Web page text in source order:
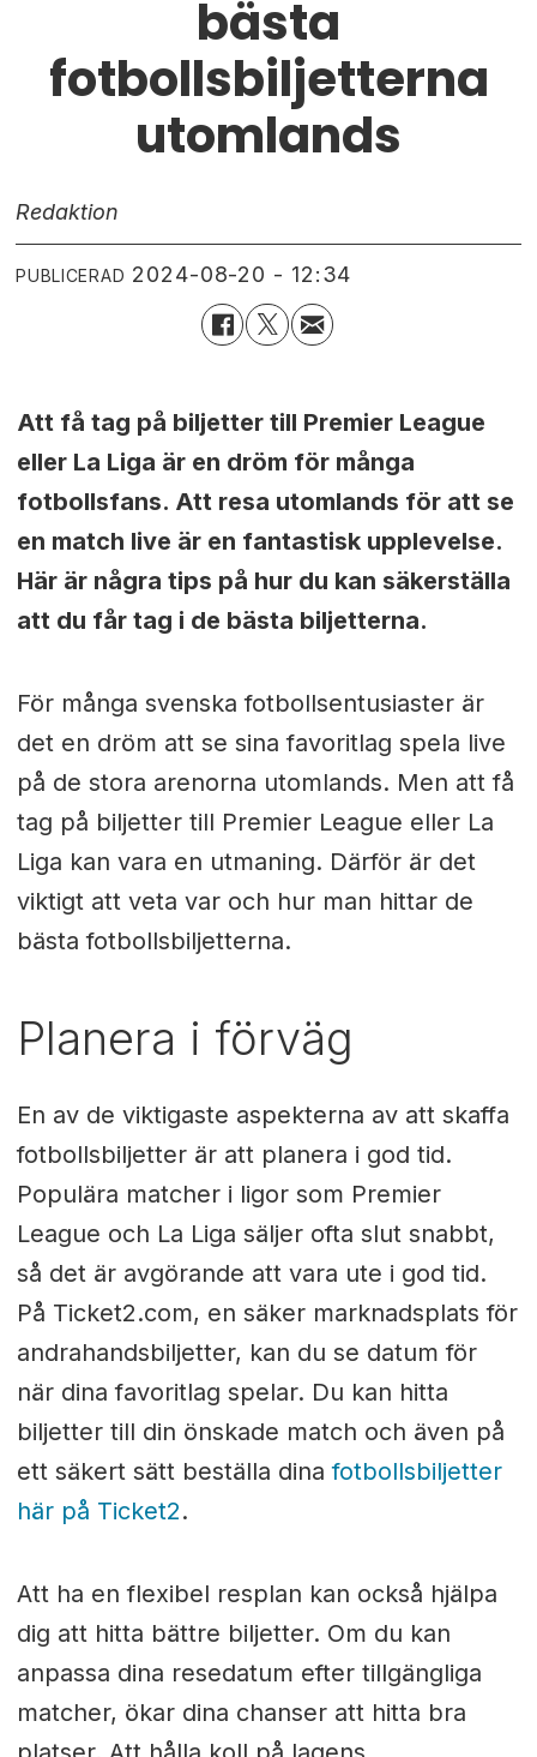
bästa
fotbollsbiljetterna
utomlands
Redaktion
PUBLICERAD 2024-08-20 - 12:34
Att få tag på biljetter till Premier League
eller La Liga är en dröm för många
fotbollsfans. Att resa utomlands för att se
en match live är en fantastisk upplevelse.
Här är några tips på hur du kan säkerställa
att du får tag i de bästa biljetterna.
För många svenska fotbollsentusiaster är
det en dröm att se sina favoritlag spela live
på de stora arenorna utomlands. Men att få
tag på biljetter till Premier League eller La
Liga kan vara en utmaning. Därför är det
viktigt att veta var och hur man hittar de
bästa fotbollsbiljetterna.
Planera i förväg
En av de viktigaste aspekterna av att skaffa
fotbollsbiljetter är att planera i god tid.
Populära matcher i ligor som Premier
League och La Liga säljer ofta slut snabbt,
så det är avgörande att vara ute i god tid.
På Ticket2.com, en säker marknadsplats för
andrahandsbiljetter, kan du se datum för
när dina favoritlag spelar. Du kan hitta
biljetter till din önskade match och även på
ett säkert sätt beställa dinafotbollsbiljetter
här på Ticket2.
Att ha en flexibel resplan kan också hjälpa
dig att hitta bättre biljetter. Om du kan
anpassa dina resedatum efter tillgängliga
matcher, ökar dina chanser att hitta bra